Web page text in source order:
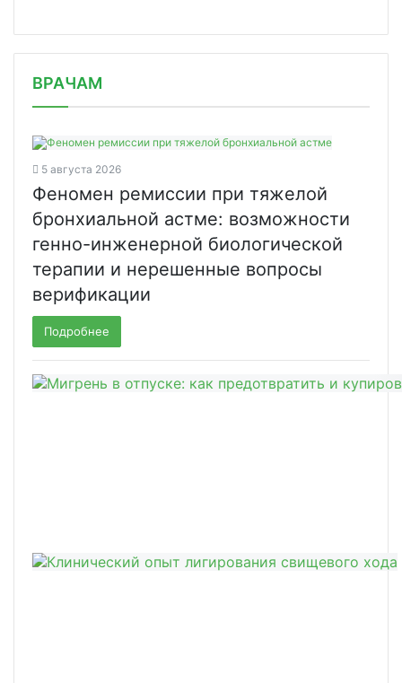
ВРАЧАМ
5 августа 2026
Феномен ремиссии при тяжелой
бронхиальной астме: возможности
генно-инженерной биологической
терапии и нерешенные вопросы
верификации
Подробнее